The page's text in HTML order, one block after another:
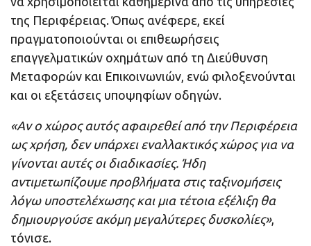
της Περιφέρειας. Όπως ανέφερε, εκεί
πραγματοποιούνται οι επιθεωρήσεις
επαγγελματικών οχημάτων από τη Διεύθυνση
Μεταφορών και Επικοινωνιών, ενώ φιλοξενούνται
και οι εξετάσεις υποψηφίων οδηγών.
«Αν ο χώρος αυτός αφαιρεθεί από την Περιφέρεια
ως χρήση, δεν υπάρχει εναλλακτικός χώρος για να
γίνονται αυτές οι διαδικασίες. Ήδη
αντιμετωπίζουμε προβλήματα στις ταξινομήσεις
λόγω υποστελέχωσης και μια τέτοια εξέλιξη θα
δημιουργούσε ακόμη μεγαλύτερες δυσκολίες»,
τόνισε.